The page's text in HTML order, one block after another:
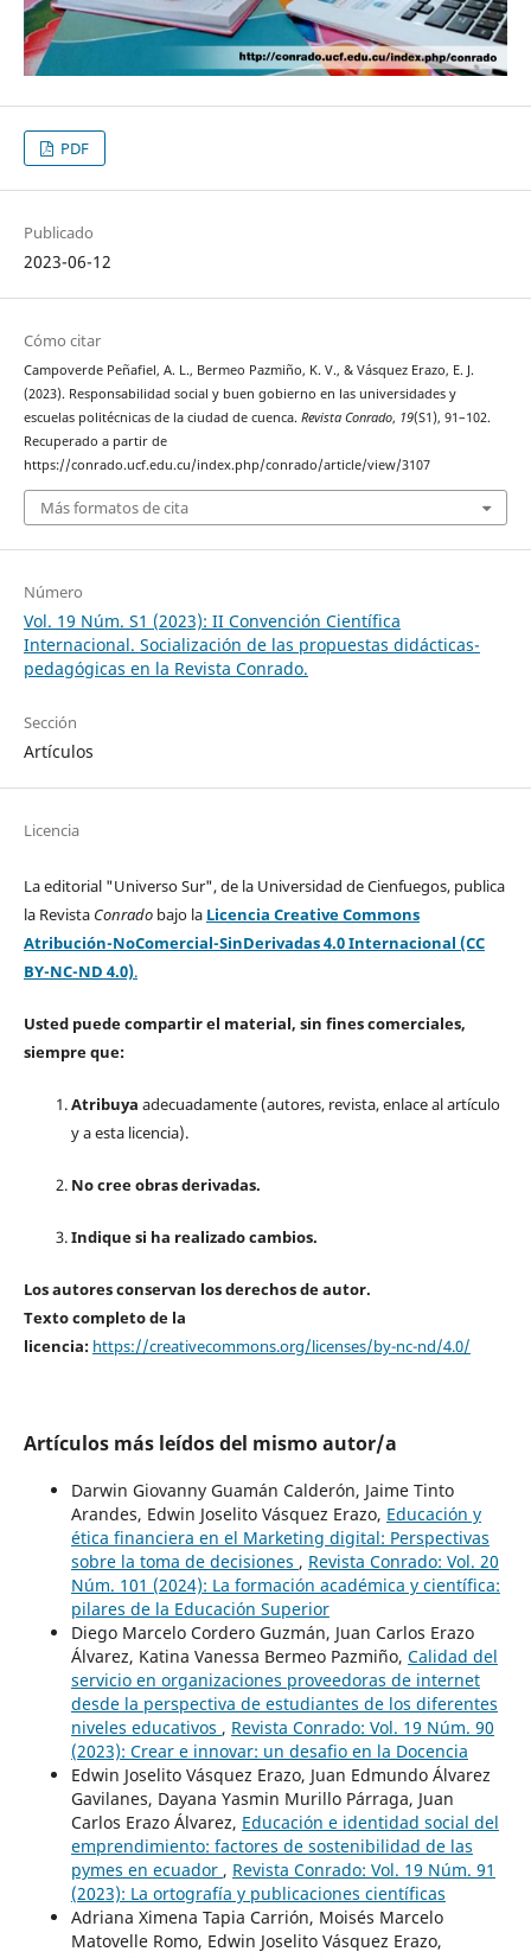
PDF
Publicado
2023-06-12
Cómo citar
Campoverde Peñafiel, A. L., Bermeo Pazmiño, K. V., & Vásquez Erazo, E. J.
(2023). Responsabilidad social y buen gobierno en las universidades y
escuelas politécnicas de la ciudad de cuenca. Revista Conrado, 19(S1), 91–102.
Recuperado a partir de
https://conrado.ucf.edu.cu/index.php/conrado/article/view/3107
Más formatos de cita
Número
Vol. 19 Núm. S1 (2023): II Convención Científica
Internacional. Socialización de las propuestas didácticas-
pedagógicas en la Revista Conrado.
Sección
Artículos
Licencia
La editorial "Universo Sur", de la Universidad de Cienfuegos, publica
la Revista Conradobajo la Licencia Creative Commons
Atribución-NoComercial-SinDerivadas 4.0 Internacional (CC
BY-NC-ND 4.0).
Usted puede compartir el material, sin fines comerciales,
siempre que:
Atribuya adecuadamente (autores, revista, enlace al artículo
y a esta licencia).
No cree obras derivadas.
Indique si ha realizado cambios.
Los autores conservan los derechos de autor.
Texto completo de la
licencia: https://creativecommons.org/licenses/by-nc-nd/4.0/
Artículos más leídos del mismo autor/a
Darwin Giovanny Guamán Calderón, Jaime Tinto
Arandes, Edwin Joselito Vásquez Erazo, Educación y
ética financiera en el Marketing digital: Perspectivas
sobre la toma de decisiones , Revista Conrado: Vol. 20
Núm. 101 (2024): La formación académica y científica:
pilares de la Educación Superior
Diego Marcelo Cordero Guzmán, Juan Carlos Erazo
Álvarez, Katina Vanessa Bermeo Pazmiño, Calidad del
servicio en organizaciones proveedoras de internet
desde la perspectiva de estudiantes de los diferentes
niveles educativos , Revista Conrado: Vol. 19 Núm. 90
(2023): Crear e innovar: un desafio en la Docencia
Edwin Joselito Vásquez Erazo, Juan Edmundo Álvarez
Gavilanes, Dayana Yasmin Murillo Párraga, Juan
Carlos Erazo Álvarez, Educación e identidad social del
emprendimiento: factores de sostenibilidad de las
pymes en ecuador , Revista Conrado: Vol. 19 Núm. 91
(2023): La ortografía y publicaciones científicas
Adriana Ximena Tapia Carrión, Moisés Marcelo
Matovelle Romo, Edwin Joselito Vásquez Erazo,